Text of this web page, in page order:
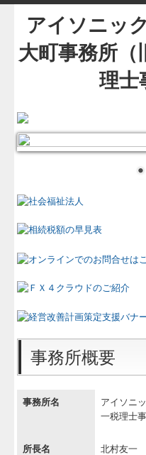
HOME
経営理念
交通案内
リンク集
セミナー案内
お知らせ
社会福祉法人会計Q&A
関与先向け融資商品ご紹介
経営者お役立ち情報
アイソニッ
大町事務所（
理士
事務所概要
事務所名
アイソニ
一税理士事
所長名 北村友一